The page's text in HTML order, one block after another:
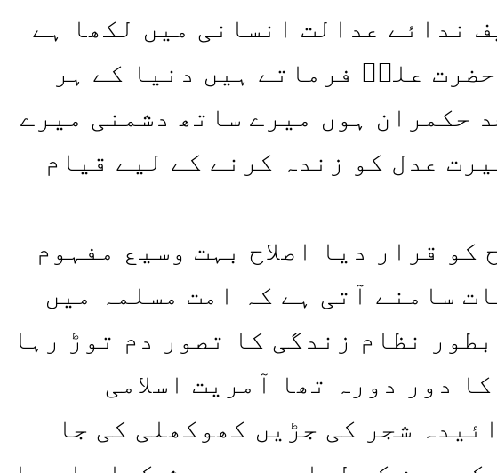
ندائے عدالت انسانی میں لکھا ہے
علیؑ فرماتے ہیں دنیا کے ہر
حکمران ہوں میرے ساتھ دشمنی میرے
عدل کو زندہ کرنے کے لیے قیام
کو قرار دیا اصلاح بہت وسیع مفہوم
سامنے آتی ہے کہ امت مسلمہ میں
نظام زندگی کا تصور دم توڑ رہا
دور دورہ تھا آمریت اسلامی
شجر کی جڑیں کھوکھلی کی جا